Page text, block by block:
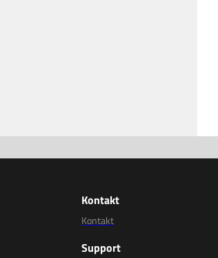
Kontakt
Kontakt
Support